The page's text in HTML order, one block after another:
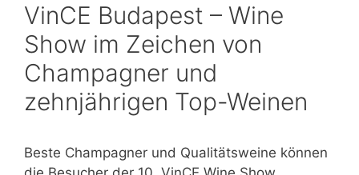
VinCE Budapest – Wine
Show im Zeichen von
Champagner und
zehnjährigen Top-Weinen
Beste Champagner und Qualitätsweine können